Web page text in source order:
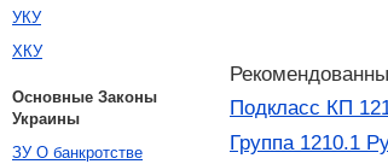
Подкласс КП
Группа 1210.1
УКУ
ХКУ
Основные Законы
Украины
ЗУ О банкротстве